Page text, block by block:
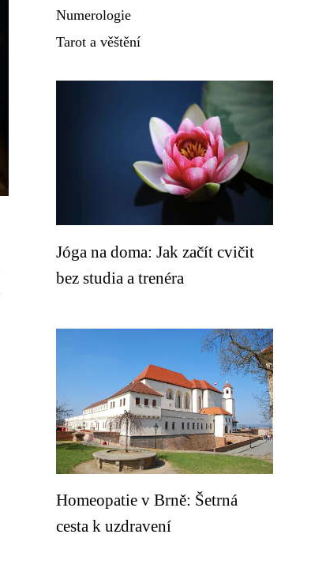
Numerologie
Tarot a věštění
Jóga na doma: Jak začít cvičit
bez studia a trenéra
Homeopatie v Brně: Šetrná
cesta k uzdravení